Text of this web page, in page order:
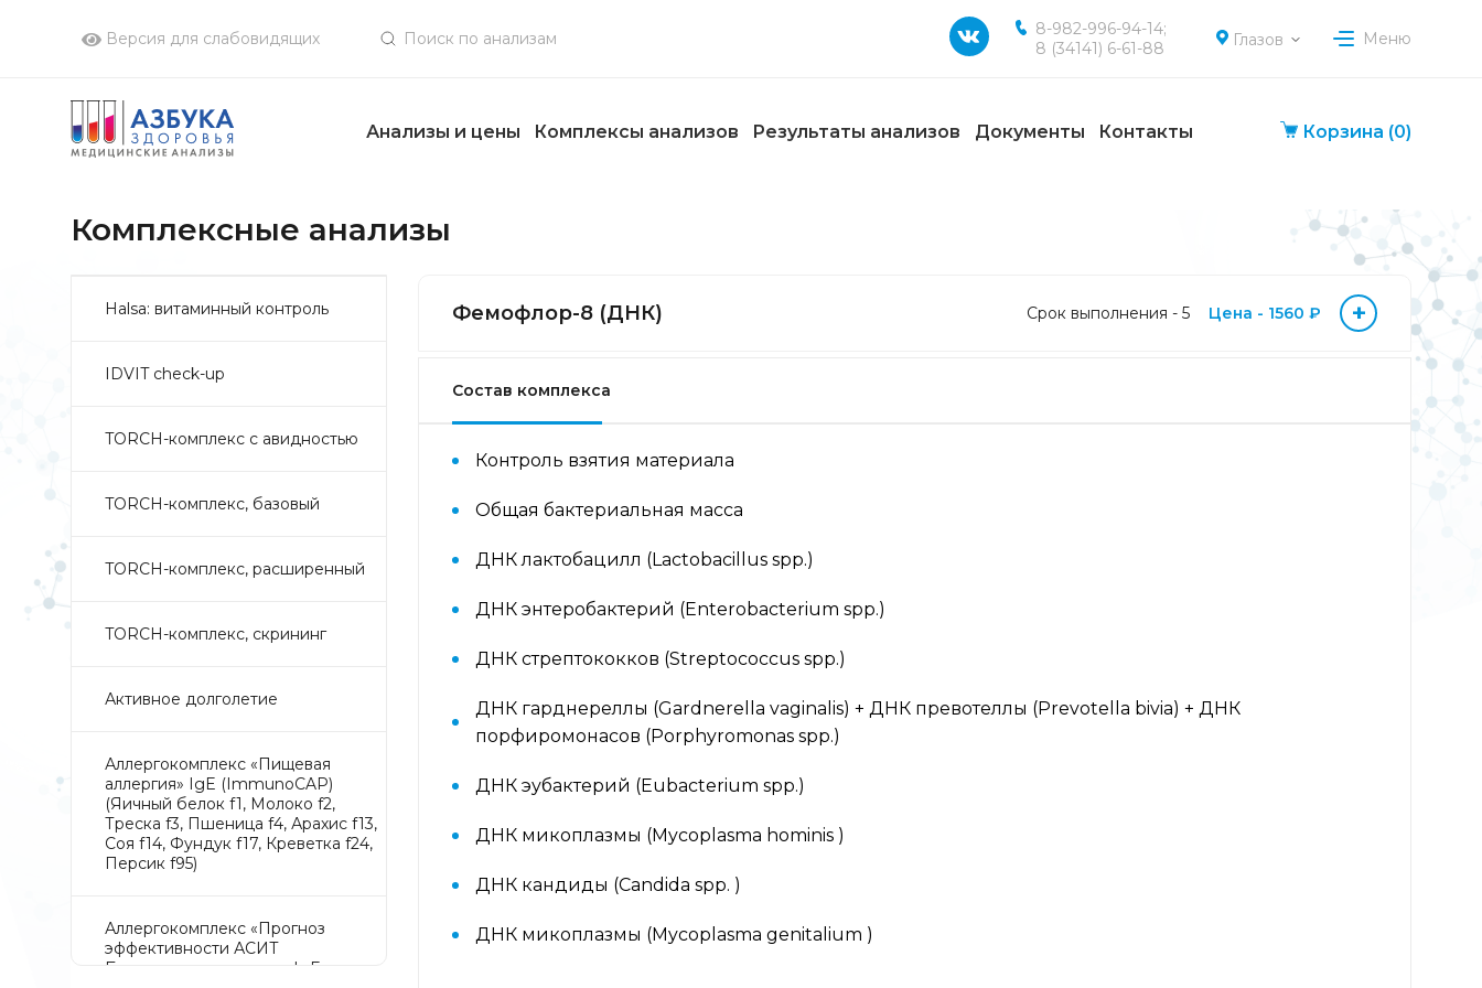
Версия для слабовидящих
8-982-996-94-14;
8 (34141) 6-61-88
Глазов Меню
Анализы и цены Комплексы анализов Результаты анализов Документы Контакты Корзина (0)
Комплексные анализы
Halsa: витаминный контроль
IDVIT check-up
TORCH-комплекс с авидностью
TORCH-комплекс, базовый
TORCH-комплекс, расширенный
TORCH-комплекс, скрининг
Активное долголетие
Аллергокомплекс «Пищевая
аллергия» IgE (ImmunoCAP)
(Яичный белок f1, Молоко f2,
Треска f3, Пшеница f4, Арахис f13,
Соя f14, Фундук f17, Креветка f24,
Персик f95)
Аллергокомплекс «Прогноз
эффективности АСИТ
Букоцветные деревья» IgE
Фемофлор-8 (ДНК) Срок выполнения - 5 Цена - 1560 ₽ +
Состав комплекса
Контроль взятия материала
Общая бактериальная масса
ДНК лактобацилл (Lactobacillus spp.)
ДНК энтеробактерий (Enterobacterium spp.)
ДНК стрептококков (Streptococcus spp.)
ДНК гарднереллы (Gardnerella vaginalis) + ДНК превотеллы (Prevotella bivia) + ДНК
порфиромонасов (Porphyromonas spp.)
ДНК эубактерий (Eubacterium spp.)
ДНК микоплазмы (Mycoplasma hominis )
ДНК кандиды (Candida spp. )
ДНК микоплазмы (Mycoplasma genitalium )